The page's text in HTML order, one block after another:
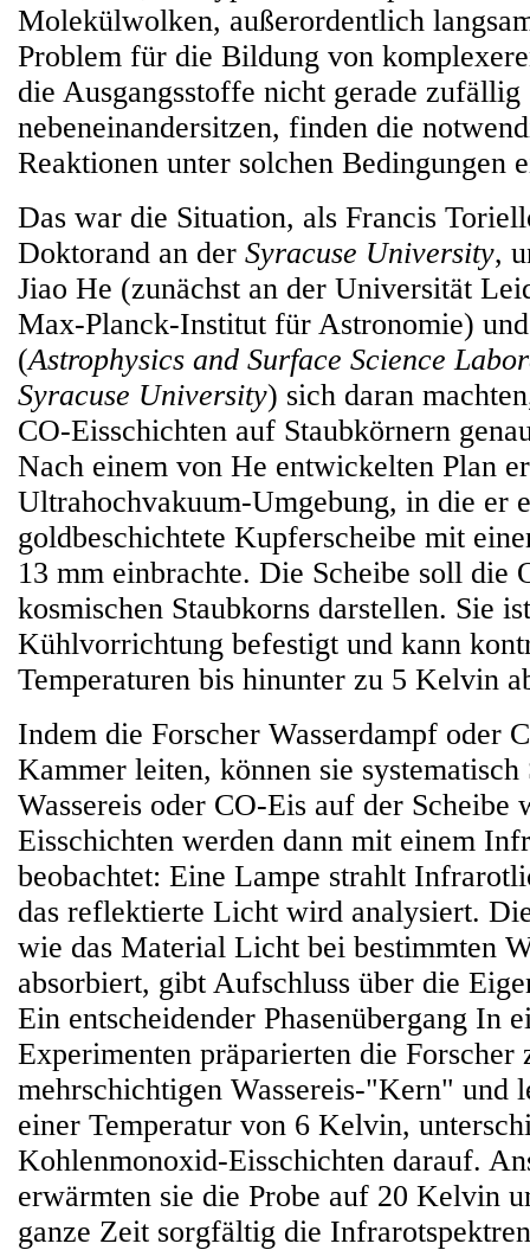
Molekülwolken, außerordentlich
Problem für die Bildung von
die Ausgangsstoffe nicht gerade zufällig
nebeneinandersitzen, finden die
Reaktionen unter solchen Bedingungen
Das war die Situation, als Francis
Doktorand an der Syracuse University,
Jiao He (zunächst an der Universität
Max-Planck-Institut für Astronomie)
(Astrophysics and Surface Science
Syracuse University) sich daran
CO-Eisschichten auf Staubkörnern
Nach einem von He entwickelten Plan
Ultrahochvakuum-Umgebung, in die er
goldbeschichtete Kupferscheibe mit
13 mm einbrachte. Die Scheibe soll die
kosmischen Staubkorns darstellen. Sie
Kühlvorrichtung befestigt und kann
Temperaturen bis hinunter zu 5 Kelvin
Indem die Forscher Wasserdampf oder
Kammer leiten, können sie systematisch
Wassereis oder CO-Eis auf der Scheibe
Eisschichten werden dann mit einem
beobachtet: Eine Lampe strahlt
das reflektierte Licht wird analysiert.
wie das Material Licht bei bestimmten
absorbiert, gibt Aufschluss über die
Ein entscheidender Phasenübergang In
Experimenten präparierten die Forscher
mehrschichtigen Wassereis-"Kern" und
einer Temperatur von 6 Kelvin,
Kohlenmonoxid-Eisschichten darauf.
erwärmten sie die Probe auf 20 Kelvin
ganze Zeit sorgfältig die